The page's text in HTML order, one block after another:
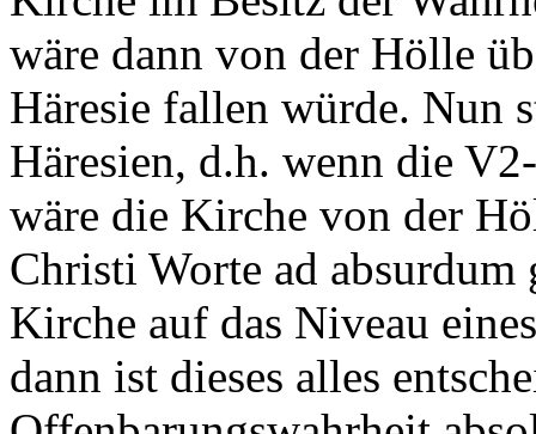
wäre dann von der Hölle
Häresie fallen würde. Nun
Häresien, d.h. wenn die
wäre die Kirche von der
Christi Worte ad
Kirche auf das Niveau
dann ist dieses alles